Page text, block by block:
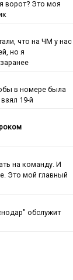
ворот? Это моя
что на ЧМ у нас
но я
в номере была
19-й
на команду. И
Это мой главный
обслужит